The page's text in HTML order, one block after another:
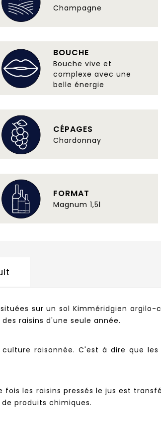
Champagne
BOUCHE
Bouche vive et
complexe avec une
belle énergie
CÉPAGES
Chardonnay
FORMAT
Magnum 1,5l
sur un sol Kimméridgien
raisins d'une seule année.
raisonnée. C'est à dire que
fois les raisins pressés le jus est
produits chimiques.